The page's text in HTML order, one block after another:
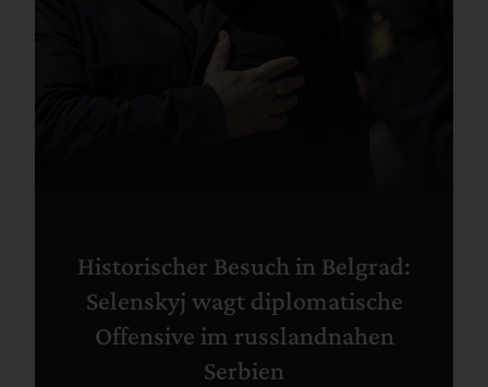
Historischer Besuch in Belgrad:
Selenskyj wagt diplomatische
Offensive im russlandnahen
Serbien